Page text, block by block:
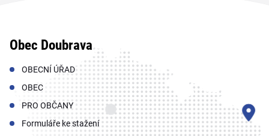
Obec Doubrava
OBECNÍ ÚŘAD
OBEC
PRO OBČANY
Formuláře ke stažení